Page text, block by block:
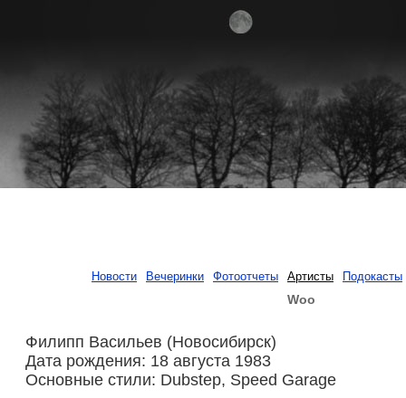
Новости Вечеринки Фотоотчеты Артисты Подокасты
Woo
Филипп Васильев (Новосибирск)
Дата рождения: 18 августа 1983
Основные стили: Dubstep, Speed Garage